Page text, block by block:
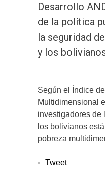
Desarrollo
de la política
la seguridad
y los
Según el Índice
Multidimensional
investigadores de
los bolivianos
pobreza
Tweet